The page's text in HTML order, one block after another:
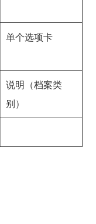
单个选项卡
说明（档案类
别）